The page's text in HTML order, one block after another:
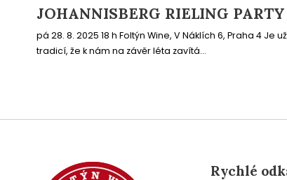
JOHANNISBERG RIELING PARTY
pá 28. 8. 2025 18 h Foltýn Wine, V Náklích 6, Praha 4 Je už
tradicí, že k nám na závěr léta zavítá...
Rychlé